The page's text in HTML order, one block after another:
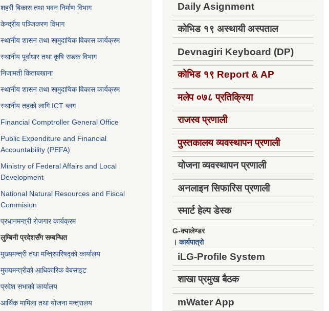
शहरी बिकास तथा भवन निर्माण विभाग
केन्द्रीय पञ्जिकरण विभाग
स्थानीय शासन तथा सामुदायिक विकास कार्यक्रम
स्थानीय पूर्वाधार तथा कृषि सडक विभाग
निजामती किताबखाना
स्थानीय शासन तथा सामुदायिक विकास कार्यक्रम
स्थानीय तहको लागि ICT ब्लग
Financial Comptroller General Office
Public Expenditure and Financial
Accountability (PEFA)
Ministry of Federal Affairs and Local
Development
National Natural Resources and Fiscal
Commision
प्रधानमन्त्री रोजगार कार्यक्रम
लुम्बिनी प्रदेशसँग सम्बन्धित
मुख्यमन्त्री तथा मन्त्रिपरिषद्को कार्यालय
मुख्यमन्त्रीको आधिकारिक वेबसाइट
प्रदेश सभाको कार्यालय
आर्थिक मामिला तथा योजना मन्त्रालय
Daily Asignment
कोभिड १९ अस्थायी अस्पताल
Devnagiri Keyboard (DP)
कोभिड १९ Report & AP
मलेप ०७८ प्रतिक्रिया
राजस्व प्रणाली
पुस्तकालय व्यवस्थापन प्रणाली
योजना व्यवस्थापन प्रणाली
अनलाइन सिफारिस प्रणाली
स्मार्ट हेल्प डेस्क
G-क्यालेण्डर
।कार्यपात्रो
iLG-Profile System
शाखा प्रमुख बैठक
mWater App